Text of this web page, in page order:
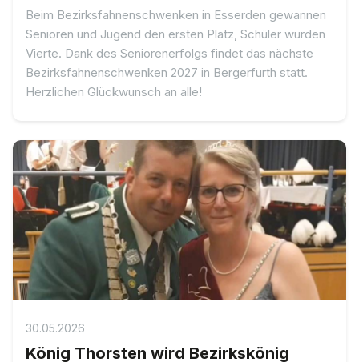
Beim Bezirksfahnenschwenken in Esserden gewannen
Senioren und Jugend den ersten Platz, Schüler wurden
Vierte. Dank des Seniorenerfolgs findet das nächste
Bezirksfahnenschwenken 2027 in Bergerfurth statt.
Herzlichen Glückwunsch an alle!
30.05.2026
König Thorsten wird Bezirkskönig